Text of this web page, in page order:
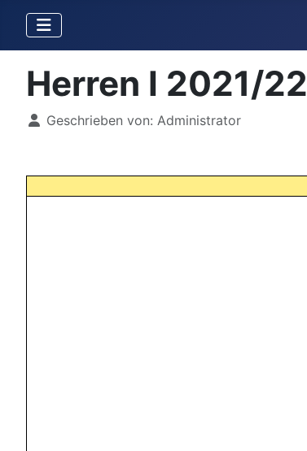
Herren I 2021/22
DetailsGeschrieben von: Administrator